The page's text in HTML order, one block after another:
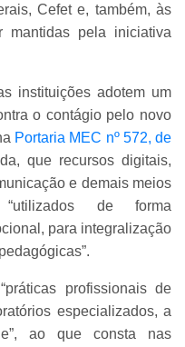
Cefet e, também, às
mantidas pela iniciativa
instituições adotem um
o contágio pelo novo
Portaria MEC nº 572, de
que recursos digitais,
e demais meios
de forma
para integralização
profissionais de
especializados, a
ao que consta nas